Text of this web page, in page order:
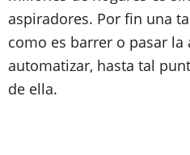
aspiradores. Por fin una
como es barrer o pasar
automatizar, hasta tal
de ella.